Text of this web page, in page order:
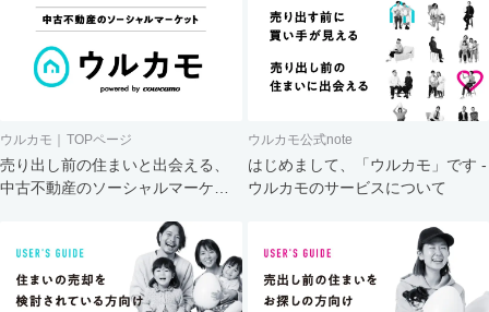
ウルカモ｜TOPページ
売り出し前の住まいと出会える、
中古不動産のソーシャルマーケッ
ウルカモ公式note
はじめまして、「ウルカモ」です -
ウルカモのサービスについて